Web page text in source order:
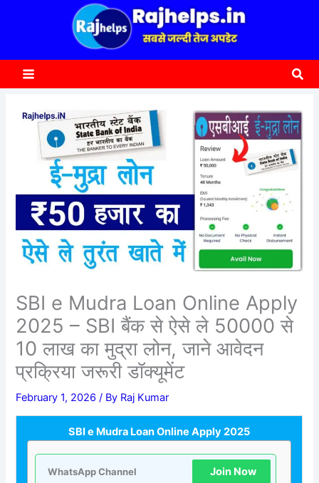
SBI e Mudra Loan Online Apply
2025 – SBI बैंक से ऐसे ले 50000 से
10 लाख का मुद्रा लोन, जाने आवेदन
प्रक्रिया जरूरी डॉक्यूमेंट
February 1, 2026/ By Raj Kumar
SBI e Mudra Loan Online Apply 2025
WhatsApp Channel Join Now
c